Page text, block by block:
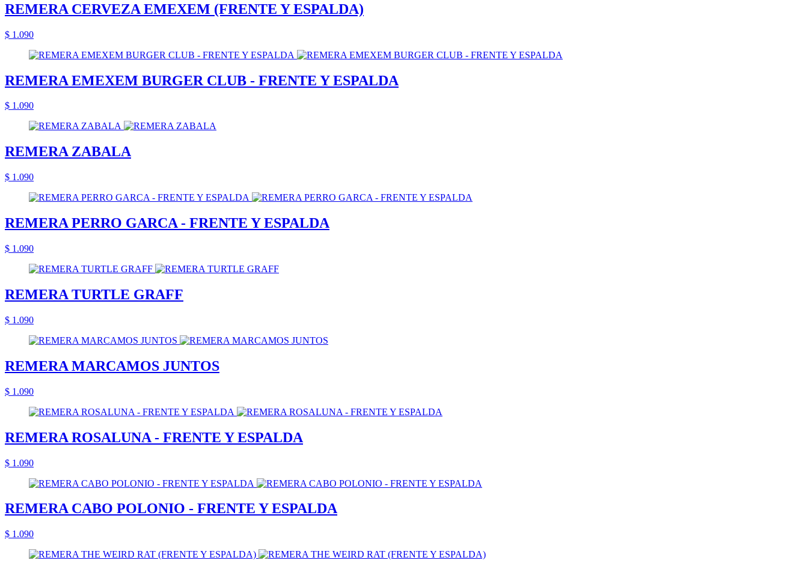
REMERA CERVEZA EMEXEM (FRENTE Y ESPALDA)
$ 1.090
REMERA EMEXEM BURGER CLUB - FRENTE Y ESPALDA
$ 1.090
REMERA ZABALA
$ 1.090
REMERA PERRO GARCA - FRENTE Y ESPALDA
$ 1.090
REMERA TURTLE GRAFF
$ 1.090
REMERA MARCAMOS JUNTOS
$ 1.090
REMERA ROSALUNA - FRENTE Y ESPALDA
$ 1.090
REMERA CABO POLONIO - FRENTE Y ESPALDA
$ 1.090